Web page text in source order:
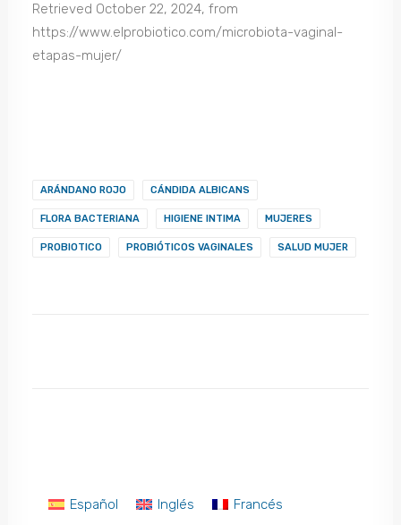
Retrieved October 22, 2024, from
https://www.elprobiotico.com/microbiota-vaginal-
etapas-mujer/
ARÁNDANO ROJO CÁNDIDA ALBICANS
FLORA BACTERIANA HIGIENE INTIMA MUJERES
PROBIOTICO PROBIÓTICOS VAGINALES SALUD MUJER
Español Inglés Francés